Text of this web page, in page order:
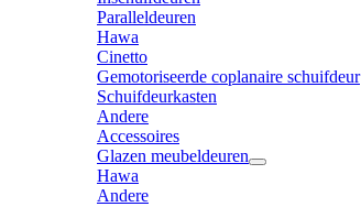
Paralleldeuren
Hawa
Cinetto
Gemotoriseerde coplanaire schuifdeur
Schuifdeurkasten
Andere
Accessoires
Glazen meubeldeuren
Hawa
Andere